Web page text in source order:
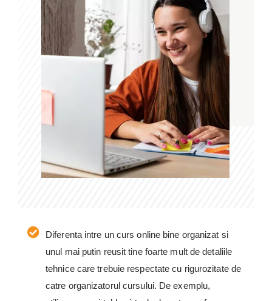
Diferenta intre un curs online bine organizat si
unul mai putin reusit tine foarte mult de detaliile
tehnice care trebuie respectate cu rigurozitate de
catre organizatorul cursului. De exemplu,